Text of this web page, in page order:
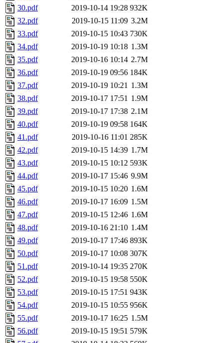
30.pdf
2019-10-14 19:28 932K
32.pdf
2019-10-15 11:09 3.2M
33.pdf
2019-10-15 10:43 730K
34.pdf
2019-10-19 10:18 1.3M
35.pdf
2019-10-16 10:14 2.7M
36.pdf
2019-10-19 09:56 184K
37.pdf
2019-10-19 10:21 1.3M
38.pdf
2019-10-17 17:51 1.9M
39.pdf
2019-10-17 17:38 2.1M
40.pdf
2019-10-19 09:58 164K
41.pdf
2019-10-16 11:01 285K
42.pdf
2019-10-15 14:39 1.7M
43.pdf
2019-10-15 10:12 593K
44.pdf
2019-10-17 15:46 9.9M
45.pdf
2019-10-15 10:20 1.6M
46.pdf
2019-10-17 16:09 1.5M
47.pdf
2019-10-15 12:46 1.6M
48.pdf
2019-10-16 21:10 1.4M
49.pdf
2019-10-17 17:46 893K
50.pdf
2019-10-17 10:08 307K
51.pdf
2019-10-14 19:35 270K
52.pdf
2019-10-15 19:58 550K
53.pdf
2019-10-15 17:51 943K
54.pdf
2019-10-15 10:55 956K
55.pdf
2019-10-17 16:25 1.5M
56.pdf
2019-10-15 19:51 579K